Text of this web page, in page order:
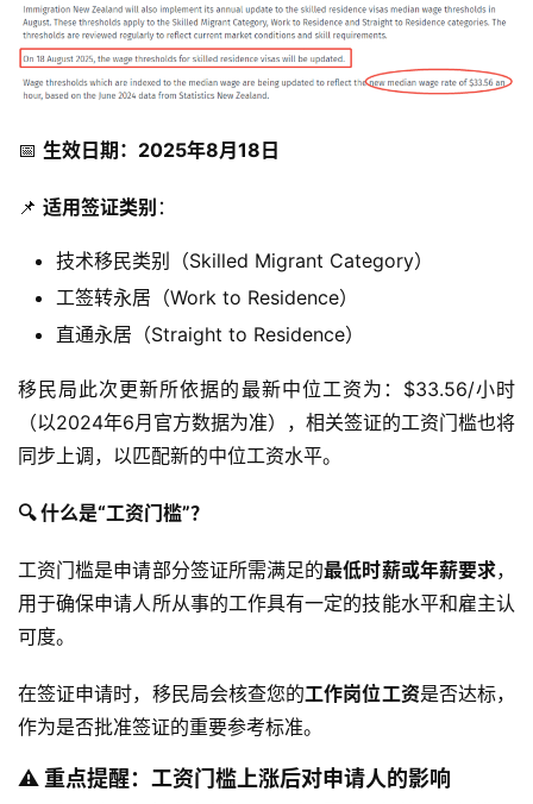
📅 生效日期：2025年8月18日
📌 适用签证类别 ：
技术移民类别（Skilled Migrant Category）
工签转永居（Work to Residence）
直通永居（Straight to Residence）
移民局此次更新所依据的最新中位工资为：$33.56/小时
（以2024年6月官方数据为准），相关签证的工资门槛也将
同步上调，以匹配新的中位工资水平。
🔍 什么是“工资门槛”？
工资门槛是申请部分签证所需满足的最低时薪或年薪要求，
用于确保申请人所从事的工作具有一定的技能水平和雇主认
可度。
在签证申请时，移民局会核查您的工作岗位工资是否达标，
作为是否批准签证的重要参考标准。
⚠️ 重点提醒：工资门槛上涨后对申请人的影响